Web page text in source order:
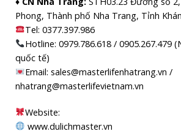
Phong, Thành phố Nha Trang, Tỉnh
Tel: 0377.397.986
Hotline: 0979.786.618 / 0905.267.479
quốc tế)
Email: sales@masterlifenhatrang.vn /
nhatrang@masterlifevietnam.vn
Website:
www.dulichmaster.vn